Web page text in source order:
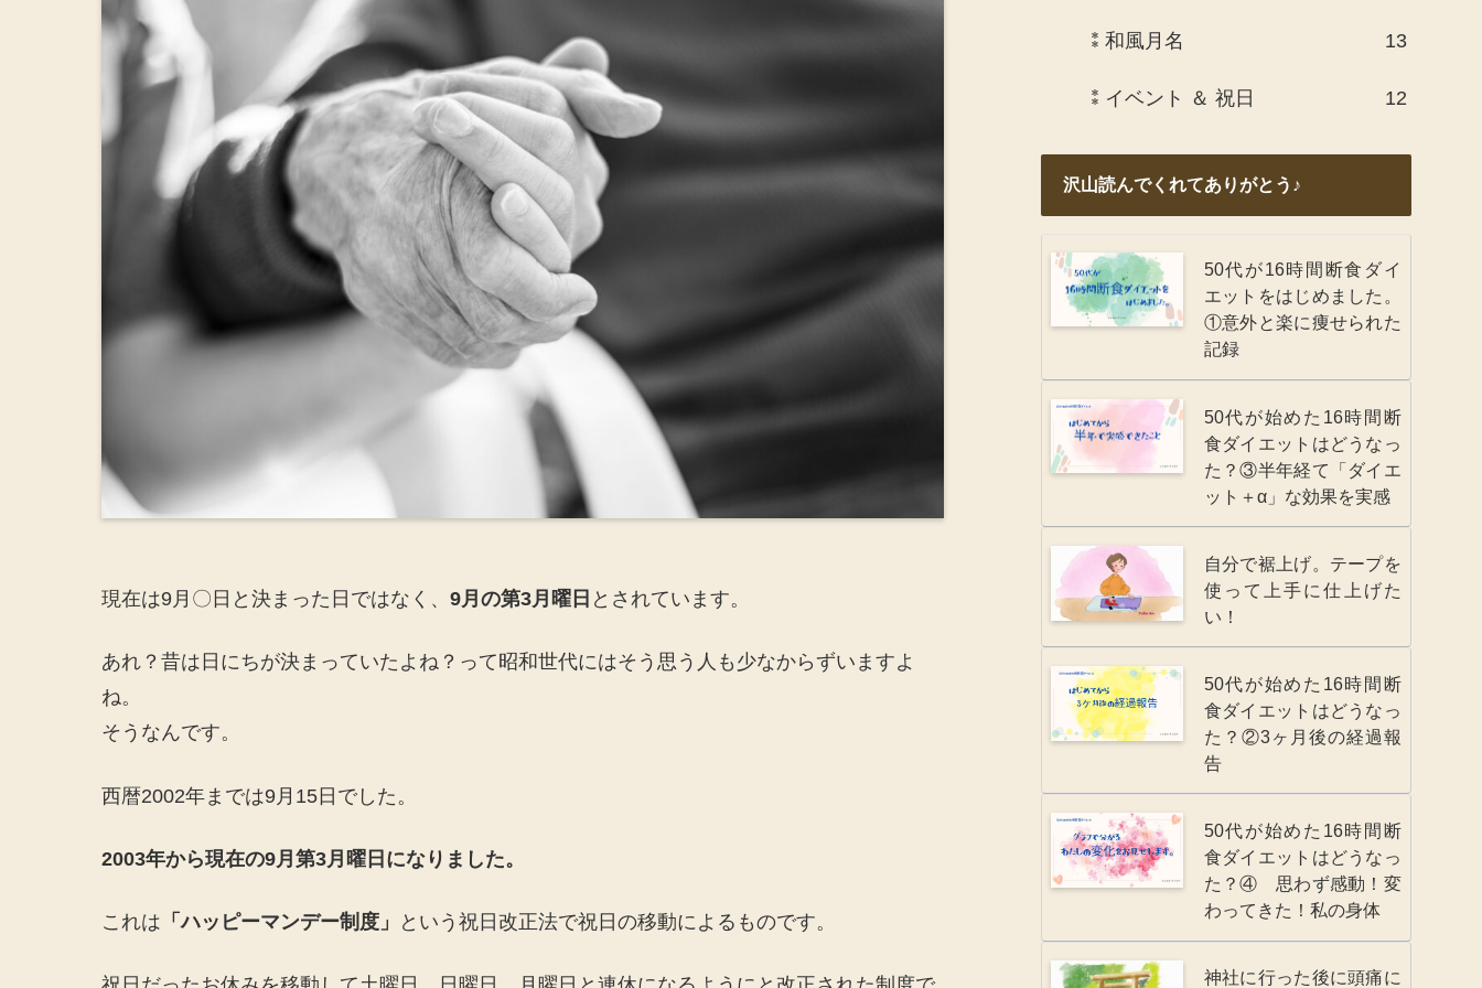
現在は9月〇日と決まった日ではなく、 9月の第3月曜日 とされています。
あれ？昔は日にちが決まっていたよね？って昭和世代にはそう思う人も少なからずいますよ
ね。
そうなんです。
西暦2002年までは9月15日でした。
2003年から現在の9月第3月曜日になりました。
これは 「ハッピーマンデー制度」 という祝日改正法で祝日の移動によるものです。
⁑和風月名 13
⁑イベント ＆ 祝日 12
沢山読んでくれてありがとう♪
50代が16時間断食ダイ
エットをはじめました。
①意外と楽に痩せられた
記録
50代が始めた16時間断
食ダイエットはどうなっ
た？③半年経て「ダイエ
ット＋α」な効果を実感
自分で裾上げ。テープを
使って上手に仕上げた
い！
50代が始めた16時間断
食ダイエットはどうなっ
た？②3ヶ月後の経過報
告
50代が始めた16時間断
食ダイエットはどうなっ
た？④ 思わず感動！変
わってきた！私の身体
神社に行った後に頭痛に